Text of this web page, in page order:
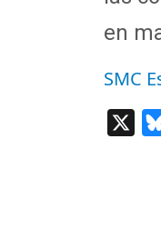
en
SMC